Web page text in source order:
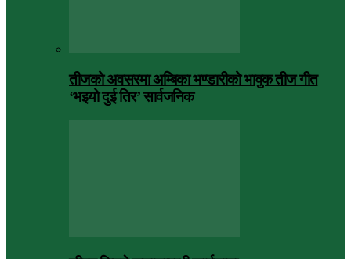
तीजको अवसरमा अम्बिका भण्डारीको भावुक तीज गीत
‘भइयो दुई तिर’ सार्वजनिक